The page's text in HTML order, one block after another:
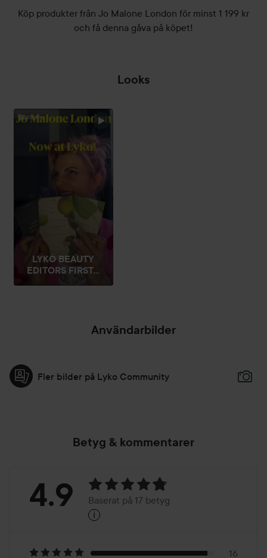
Köp produkter från Jo Malone London för minst 1 199 kr
och få denna gåva på köpet!
Looks
LYKO BEAUTY
EDITORS FIRST...
Användarbilder
Fler bilder på Lyko Community
Betyg & kommentarer
Betyg:
Baserat
4.9 Baserat på 17 betyg
i
16